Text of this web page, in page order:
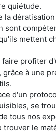
quiétude.
la
sont
mettent
profiter
à une
d'un
se
tous nos
trouver le